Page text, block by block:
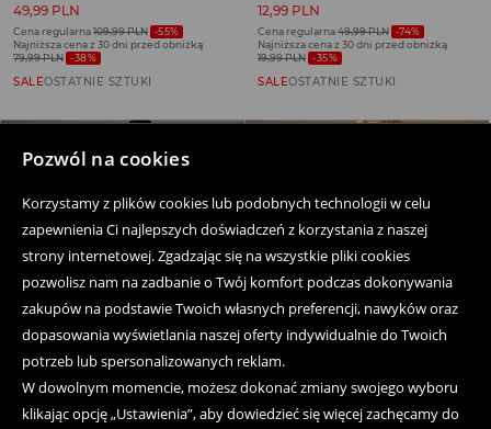
Pozwól na cookies
Korzystamy z plików cookies lub podobnych technologii w celu
zapewnienia Ci najlepszych doświadczeń z korzystania z naszej
strony internetowej. Zgadzając się na wszystkie pliki cookies
pozwolisz nam na zadbanie o Twój komfort podczas dokonywania
zakupów na podstawie Twoich własnych preferencji, nawyków oraz
dopasowania wyświetlania naszej oferty indywidualnie do Twoich
potrzeb lub spersonalizowanych reklam.
W dowolnym momencie, możesz dokonać zmiany swojego wyboru
klikając opcję „Ustawienia”, aby dowiedzieć się więcej zachęcamy do
49,99 PLN
Cena regularna109,99 PLN -55%
Najniższa cena z 30 dni przed obniżką
79,99 PLN -38%
SALEOSTATNIE SZTUKI
12,99 PLN
Cena regularna49,99 PLN -74%
Najniższa cena z 30 dni przed obniżką
19,99 PLN -35%
SALEOSTATNIE SZTUKI